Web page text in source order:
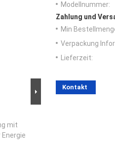
mit
Modellnummer:
Zahlung und
Min
Verpackung
Lieferzeit:
Kontakt